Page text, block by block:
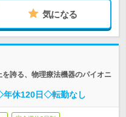
気になる
誇る、物理療法機器のパイオニ
年休120日◇転勤なし